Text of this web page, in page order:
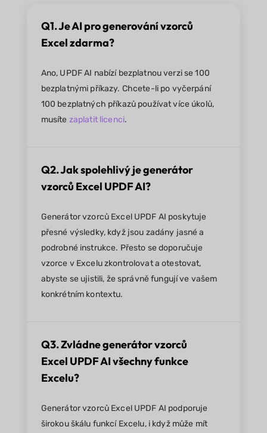
Q1. Je AI pro generování vzorců
Excel zdarma?
Ano, UPDF AI nabízí bezplatnou verzi se 100
bezplatnými příkazy. Chcete-li po vyčerpání
100 bezplatných příkazů používat více úkolů,
musíte zaplatit licenci.
Q2. Jak spolehlivý je generátor
vzorců Excel UPDF AI?
Generátor vzorců Excel UPDF AI poskytuje
přesné výsledky, když jsou zadány jasné a
podrobné instrukce. Přesto se doporučuje
vzorce v Excelu zkontrolovat a otestovat,
abyste se ujistili, že správně fungují ve vašem
konkrétním kontextu.
Q3. Zvládne generátor vzorců
Excel UPDF AI všechny funkce
Excelu?
Generátor vzorců Excel UPDF AI podporuje
širokou škálu funkcí Excelu, i když může mít